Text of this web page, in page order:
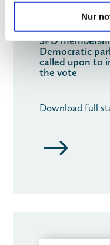
Nur
23.04.2023
SPD
Democratic
called upon to
the vote
Download full
$